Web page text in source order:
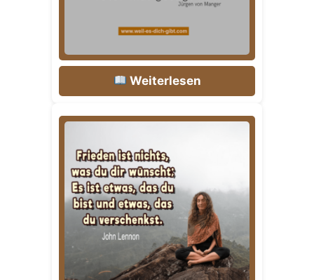
Weiterlesen